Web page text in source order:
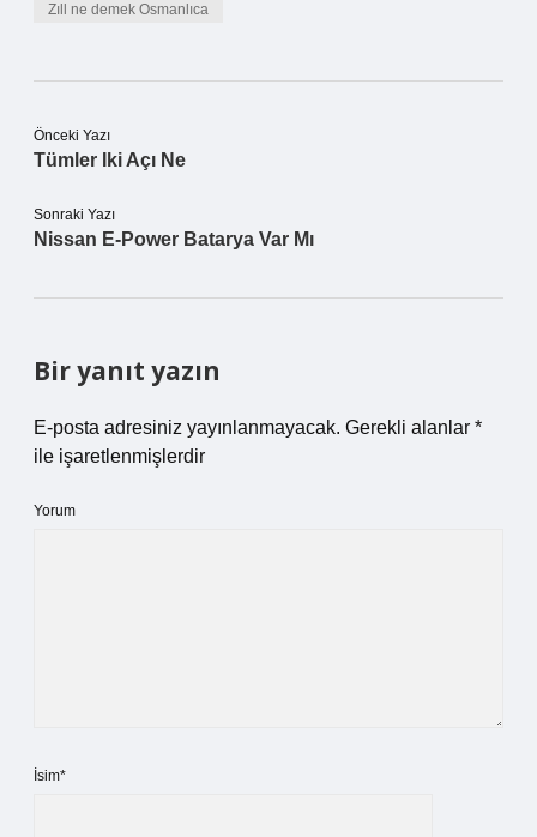
Zıll ne demek Osmanlıca
Önceki Yazı
Tümler Iki Açı Ne
Sonraki Yazı
Nissan E-Power Batarya Var Mı
Bir yanıt yazın
E-posta adresiniz yayınlanmayacak. Gerekli alanlar *
ile işaretlenmişlerdir
Yorum
İsim*